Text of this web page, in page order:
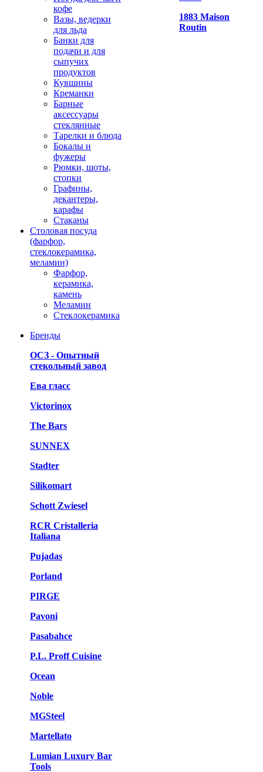
кофе
Вазы, ведерки
для льда
Банки для
подачи и для
сыпучих
продуктов
Кувшины
Креманки
Барные
аксессуары
стеклянные
Тарелки и блюда
Бокалы и
фужеры
Рюмки, шоты,
стопки
Графины,
декантеры,
карафы
Стаканы
Столовая посуда
(фарфор,
стеклокерамика,
меламин)
Фарфор,
керамика,
камень
Меламин
Стеклокерамика
Бренды
ОСЗ - Опытный
стекольный завод
Ева гласс
Victorinox
The Bars
SUNNEX
Stadter
Silikomart
Schott Zwiesel
RCR Cristalleria
Italiana
Pujadas
Porland
PIRGE
Pavoni
Pasabahce
P.L. Proff Cuisine
Ocean
Noble
MGSteel
Martellato
Lumian Luxury Bar
Tools
1883 Maison
Routin